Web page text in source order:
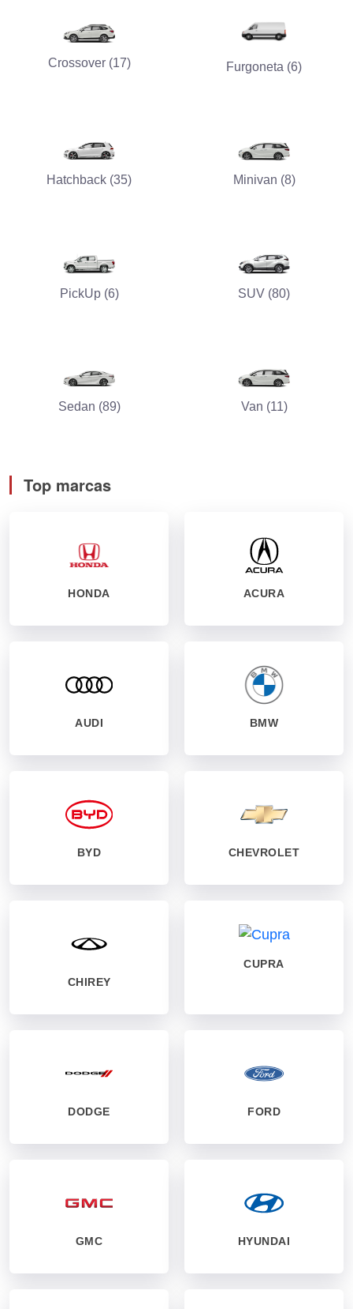
Crossover (17) Furgoneta (6)
Hatchback (35) Minivan (8)
PickUp (6) SUV (80)
Sedan (89) Van (11)
Top marcas
HONDA ACURA
AUDI BMW
BYD CHEVROLET
CHIREY
CUPRA
DODGE FORD
GMC HYUNDAI